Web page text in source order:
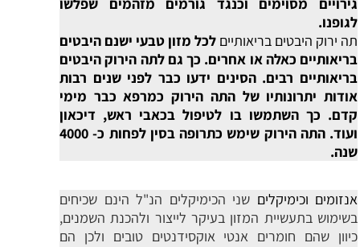
גירויים מסוימים וכנגד גורמים מזהמים שפלשו
לגופנו.
תה ירוק היבטים בריאותיים לכל מזון טבעי ישנם היבטים
בריאותיים כאלה או אחרים. כך גם לתה הירוק היבטים
בריאותיים רבים. הסינים ידעו כבר לפני שנים רבות
אודות יתרונותיו של התה הירוק כמרפא כבר מימי
קדם. כך השתמשו בו לטיפול בכאבי ראש, דיכאון
ועוד. התה הירוק שימש כתרופה בסין לפחות כ- 4000
שנה.
אנזומים וכימיקלים שני הכימיקלים הנ"ל הינם שכיחים
בשימוש בתעשיית המזון בעיקר לייצור ולהכנת השמנים,
כיוון שהם חומרים אנטי אוקסידנטים טובים ולכן הם